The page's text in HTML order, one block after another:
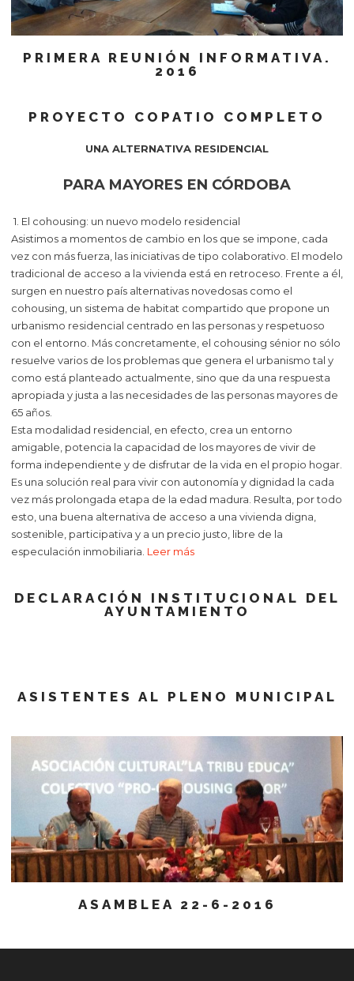
PRIMERA REUNIÓN INFORMATIVA.
2016
PROYECTO COPATIO COMPLETO
UNA ALTERNATIVA RESIDENCIAL
PARA MAYORES EN CÓRDOBA
1. El cohousing: un nuevo modelo residencial
Asistimos a momentos de cambio en los que se impone, cada
vez con más fuerza, las iniciativas de tipo colaborativo. El modelo
tradicional de acceso a la vivienda está en retroceso. Frente a él,
surgen en nuestro país alternativas novedosas como el
cohousing, un sistema de habitat compartido que propone un
urbanismo residencial centrado en las personas y respetuoso
con el entorno. Más concretamente, el cohousing sénior no sólo
resuelve varios de los problemas que genera el urbanismo tal y
como está planteado actualmente, sino que da una respuesta
apropiada y justa a las necesidades de las personas mayores de
65 años.
Esta modalidad residencial, en efecto, crea un entorno
amigable, potencia la capacidad de los mayores de vivir de
forma independiente y de disfrutar de la vida en el propio hogar.
Es una solución real para vivir con autonomía y dignidad la cada
vez más prolongada etapa de la edad madura. Resulta, por todo
esto, una buena alternativa de acceso a una vivienda digna,
sostenible, participativa y a un precio justo, libre de la
especulación inmobiliaria. Leer más
DECLARACIÓN INSTITUCIONAL DEL
AYUNTAMIENTO
ASISTENTES AL PLENO MUNICIPAL
ASAMBLEA 22-6-2016